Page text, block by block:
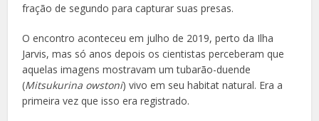
fração de segundo para capturar suas presas.
O encontro aconteceu em julho de 2019, perto da Ilha
Jarvis, mas só anos depois os cientistas perceberam que
aquelas imagens mostravam um tubarão-duende
(Mitsukurina owstoni) vivo em seu habitat natural. Era a
primeira vez que isso era registrado.